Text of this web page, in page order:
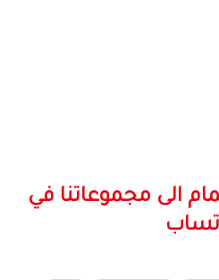
الى مجموعاتنا في